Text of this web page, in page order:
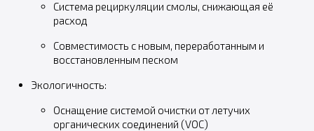
Система рециркуляции смолы, снижающая её
расход
Совместимость с новым, переработанным и
восстановленным песком
Экологичность:
Оснащение системой очистки от летучих
органических соединений (VOC)